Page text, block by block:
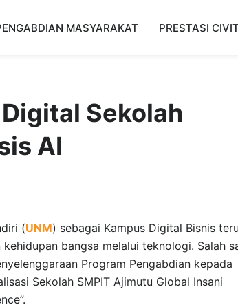
MASYARAKAT PRESTASI
Sekolah
AI
(UNM) sebagai Kampus Digital Bisnis
bangsa melalui teknologi. Salah
Program Pengabdian kepada
Sekolah SMPIT Ajimutu Global Insani